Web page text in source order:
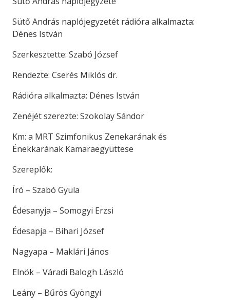
Sütő András naplójegyzetét rádióra alkalmazta:
Dénes István
Szerkesztette: Szabó József
Rendezte: Cserés Miklós dr.
Rádióra alkalmazta: Dénes István
Zenéjét szerezte: Szokolay Sándor
Km: a MRT Szimfonikus Zenekarának és
Énekkarának Kamaraegyüttese
Szereplők:
Író – Szabó Gyula
Édesanyja – Somogyi Erzsi
Édesapja – Bihari József
Nagyapa – Maklári János
Elnök – Váradi Balogh László
Leány – Bűrös Gyöngyi